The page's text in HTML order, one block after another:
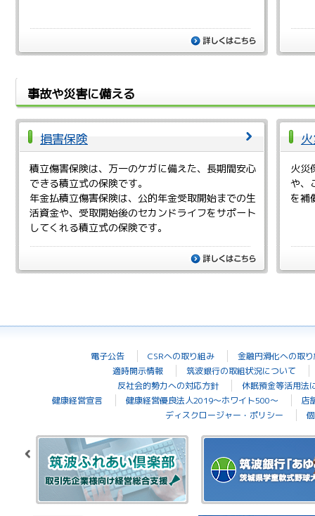
詳しくは
事故や災害に備える
損害保険
積立傷害保険は、万一のケガに備えた、長期間安心
できる積立式の保険です。
年金払積立傷害保険は、公的年金受取開始までの生
活資金や、受取開始後のセカンドライフをサポート
してくれる積立式の保険です。
詳しくは
火災
や、
を補
電子公告 CSRへの取り組み
金融円滑化への取
適時開示情報
筑波銀行の取組状況について
反社会的勢力への対応方針
休眠預金等活用法
健康経営宣言
健康経営優良法人2019～ホワイト500～
店
ディスクロージャー・ポリシー